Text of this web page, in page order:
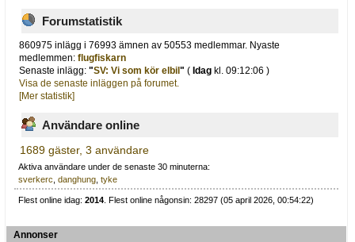
Forumstatistik
860975 inlägg i 76993 ämnen av 50553 medlemmar. Nyaste
medlemmen:flugfiskarn
Senaste inlägg:"SV: Vi som kör elbil" ( Idag kl. 09:12:06 )
Visa de senaste inläggen på forumet.
[Mer statistik]
Användare online
1689 gäster, 3 användare
Aktiva användare under de senaste 30 minuterna:
sverkerc,danghung,tyke
Flest online idag:2014 . Flest online någonsin: 28297 (05 april 2026, 00:54:22)
Annonser